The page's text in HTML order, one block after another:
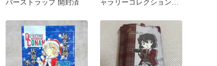
バーストラップ 開封済
ャラリーコレクション3